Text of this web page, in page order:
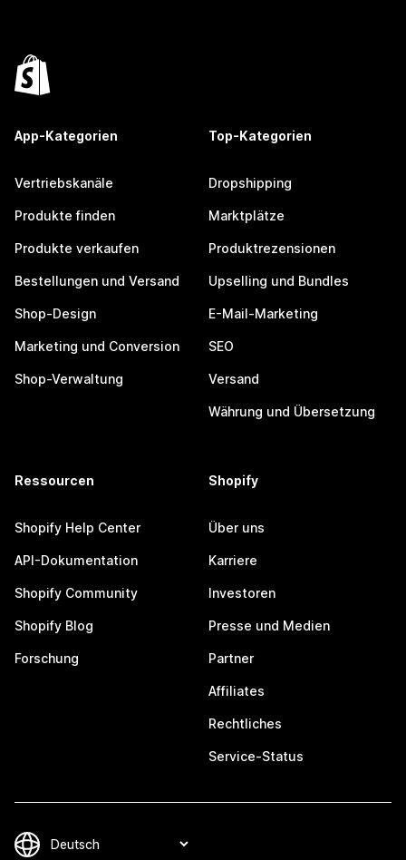
App-Kategorien
Vertriebskanäle
Produkte finden
Produkte verkaufen
Bestellungen und Versand
Shop-Design
Marketing und Conversion
Shop-Verwaltung
Top-Kategorien
Dropshipping
Marktplätze
Produktrezensionen
Upselling und Bundles
E-Mail-Marketing
SEO
Versand
Währung und Übersetzung
Ressourcen
Shopify Help Center
API-Dokumentation
Shopify Community
Shopify Blog
Forschung
Shopify
Über uns
Karriere
Investoren
Presse und Medien
Partner
Affiliates
Rechtliches
Service-Status